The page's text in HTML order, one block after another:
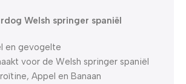
Welsh springer spaniël
en gevogelte
voor de Welsh springer spaniël
Appel en Banaan